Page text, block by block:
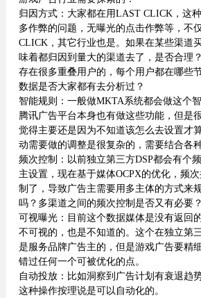
归因方式：大家都在用LAST CLICK，这
多作弊的问题，无曝光的点击作弊等，不
CLICK，其它行业也是。如果在某些渠道
味着都归因到量大的渠道去了，是否合理
存在很多重叠用户的，每个用户都在哪些
数据是否大家都有去分析过？
智能规则：一般做MKTA系统都会做这个
腾讯广告平台本身也有做这些功能，但是
觉得主要还是因为不知道该怎么去设置才
动需要做的调整是很复杂的，需要结合各
频次控制：以前独立第三方DSP都会有个
主设置，现在基于媒体OCPX的优化，频
制了，导致广告主需要用多主体的方式来
吗？多渠道之间的频次控制是否又有必要？
可视曝光：目前这个数据媒体是没有返回
不可视的，也是不知道的。这个在独立第
是服务品牌广告主的，但是游戏广告要精
错过任何一个可被优化的点。
自动投放：比如洞察到广告计划有衰退趋
这种操作按理说是可以自动化的。